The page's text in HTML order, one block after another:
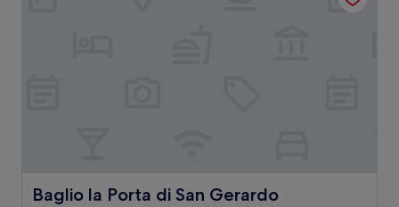
Baglio la Porta di San Gerardo
Baglio la Porta di San Gerardo